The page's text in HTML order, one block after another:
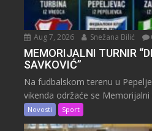
Aug 7, 2026 Snežana Bilić
MEMORIJALNI TURNIR
SAVKOVIĆ”
Na fudbalskom terenu u
vikenda održaće se Memorijalni
Novosti Sport